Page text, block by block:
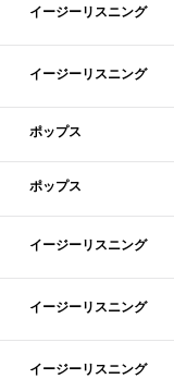
イージーリスニング
イージーリスニング
ポップス
ポップス
イージーリスニング
イージーリスニング
イージーリスニング